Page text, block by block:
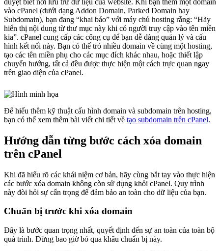
vào cPanel (dưới dạng Addon Domain, Parked Domain hay
Subdomain), bạn đang “khai báo” với máy chủ hosting rằng: “Hãy
hiển thị nội dung từ thư mục này khi có người truy cập vào tên miền
kia”. cPanel cung cấp các công cụ để bạn dễ dàng quản lý và cấu
hình kết nối này. Bạn có thể trỏ nhiều domain về cùng một hosting,
tạo các tên miền phụ cho các mục đích khác nhau, hoặc thiết lập
chuyển hướng, tất cả đều được thực hiện một cách trực quan ngay
trên giao diện của cPanel.
Để hiểu thêm kỹ thuật cấu hình domain và subdomain trên hosting,
bạn có thể xem thêm bài viết chi tiết về tạo subdomain trên cPanel.
Hướng dẫn từng bước cách xóa domain
trên cPanel
Khi đã hiểu rõ các khái niệm cơ bản, hãy cùng bắt tay vào thực hiện
các bước xóa domain không còn sử dụng khỏi cPanel. Quy trình
này đòi hỏi sự cẩn trọng để đảm bảo an toàn cho dữ liệu của bạn.
Chuẩn bị trước khi xóa domain
Đây là bước quan trọng nhất, quyết định đến sự an toàn của toàn bộ
quá trình. Đừng bao giờ bỏ qua khâu chuẩn bị này.